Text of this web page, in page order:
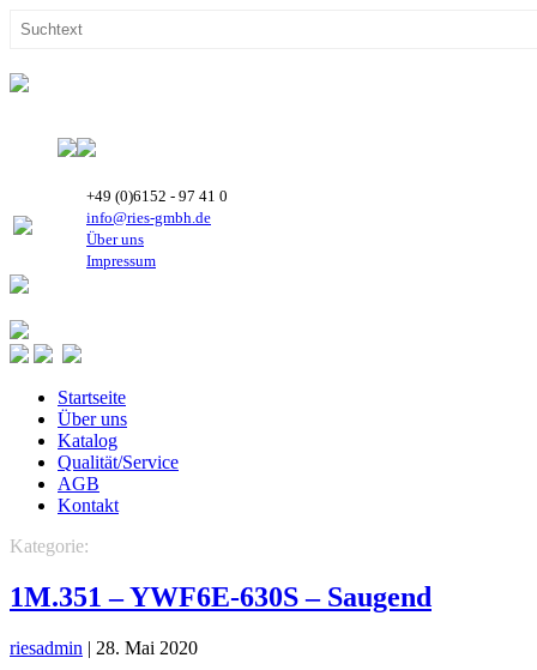
+49 (0)6152 - 97 41 0
info@ries-gmbh.de
Über uns
Impressum
Startseite
Über uns
Katalog
Qualität/Service
AGB
Kontakt
Kategorie:
1M.351 – YWF6E-630S – Saugend
riesadmin | 28. Mai 2020